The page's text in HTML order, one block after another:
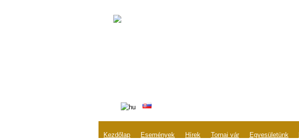
Kezdőlap Események Hírek Tornai vár Egyesületünk